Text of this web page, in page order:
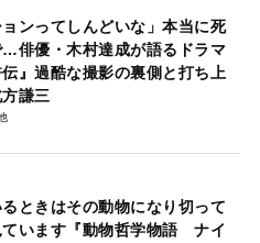
ョンってしんどいな」本当に死
…俳優・木村達成が語るドラマ
』過酷な撮影の裏側と打ち上
謙三
ときはその動物になり切って
ています『動物哲学物語 ナイ